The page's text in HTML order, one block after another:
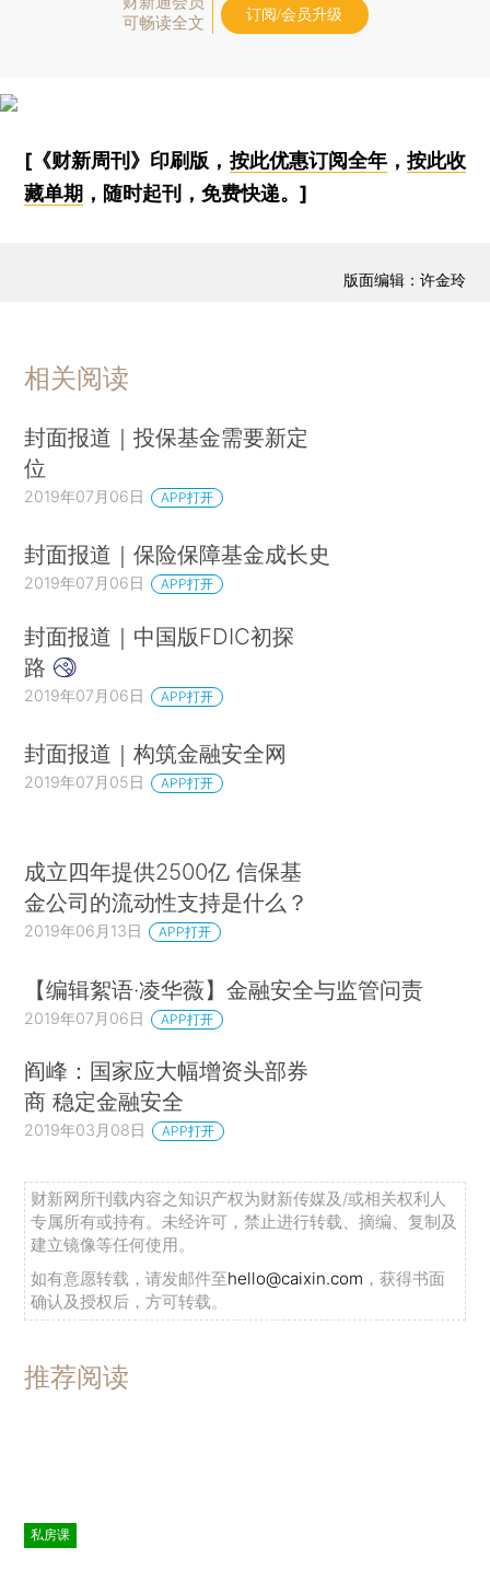
可畅读全文
订阅/会员升级
[《财新周刊》印刷版， 按此优惠订阅全年， 按此收
藏单期 ，随时起刊，免费快递。]
版面编辑：许金玲
相关阅读
封面报道｜投保基金需要新定
位
2019年07月06日 APP打开
封面报道｜保险保障基金成长史
2019年07月06日 APP打开
封面报道｜中国版FDIC初探
路
2019年07月06日 APP打开
封面报道｜构筑金融安全网
2019年07月05日 APP打开
成立四年提供2500亿 信保基
金公司的流动性支持是什么？
2019年06月13日 APP打开
【编辑絮语·凌华薇】金融安全与监管问责
2019年07月06日 APP打开
阎峰：国家应大幅增资头部券
商 稳定金融安全
2019年03月08日 APP打开
财新网所刊载内容之知识产权为财新传媒及/或相关权利人
专属所有或持有。未经许可，禁止进行转载、摘编、复制及
建立镜像等任何使用。
如有意愿转载，请发邮件至hello@caixin.com ，获得书面
确认及授权后，方可转载。
推荐阅读
私房课